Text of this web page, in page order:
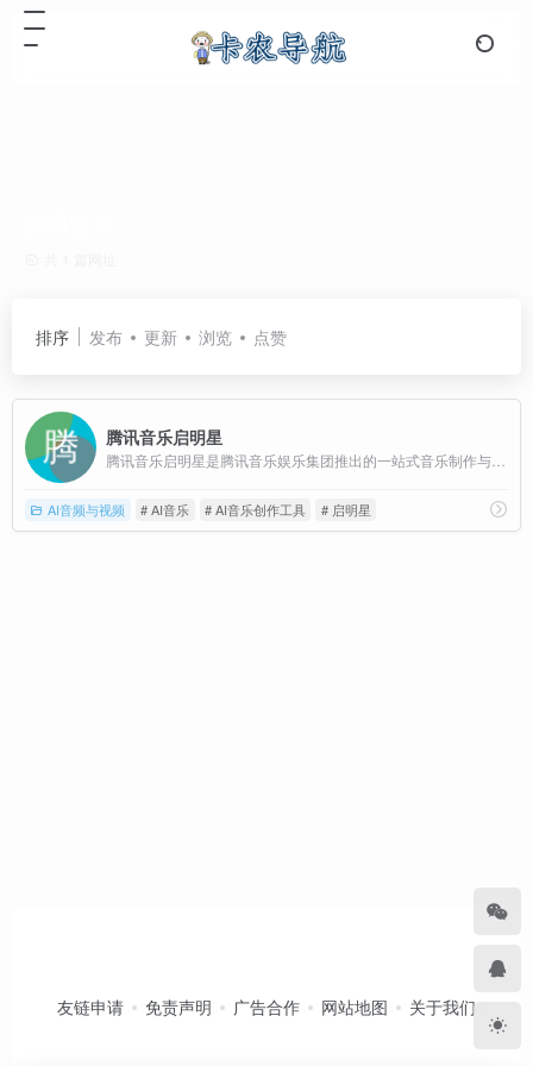
排序 发布 更新 浏览 点赞
腾讯音乐启明星
AI音频与视频 # AI音乐 # AI音乐创作工具 # 启明星
友链申请 免责声明 广告合作 网站地图 关于我们